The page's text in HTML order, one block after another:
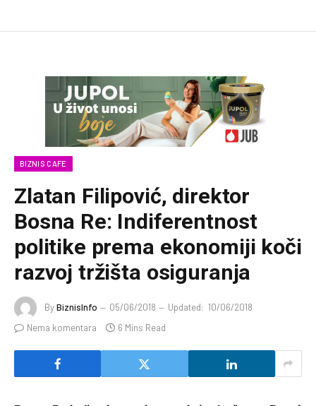
BIZNIS CAFE
Zlatan Filipović, direktor
Bosna Re: Indiferentnost
politike prema ekonomiji koči
razvoj tržišta osiguranja
ByBiznisInfo 05/06/2018 Updated: 10/06/2018
Nema komentara
6 Mins Read